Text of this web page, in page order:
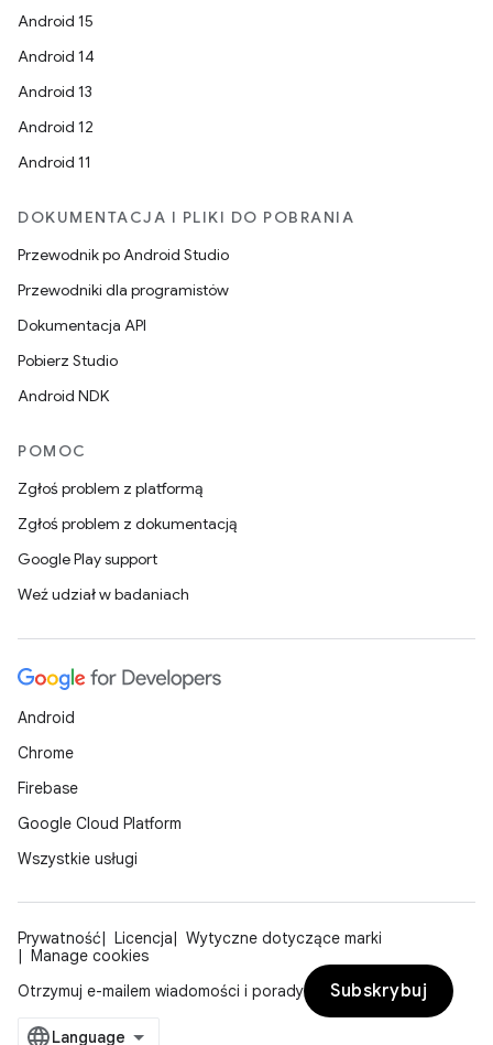
Android 15
Android 14
Android 13
Android 12
Android 11
DOKUMENTACJA I PLIKI DO POBRANIA
Przewodnik po Android Studio
Przewodniki dla programistów
Dokumentacja API
Pobierz Studio
Android NDK
POMOC
Zgłoś problem z platformą
Zgłoś problem z dokumentacją
Google Play support
Weź udział w badaniach
Android
Chrome
Firebase
Google Cloud Platform
Wszystkie usługi
Prywatność Licencja
Wytyczne dotyczące marki
Manage cookies
Otrzymuj e-mailem wiadomości i porady
Subskrybuj